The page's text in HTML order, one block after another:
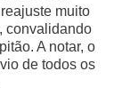
muito
convalidando
A notar, o
de todos os